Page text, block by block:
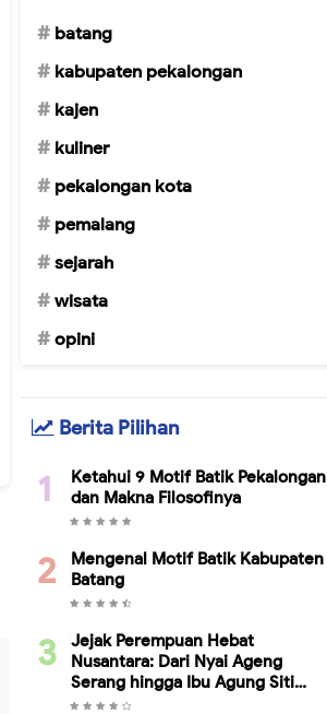
batang
kabupaten pekalongan
kajen
kuliner
pekalongan kota
pemalang
sejarah
wisata
opini
Berita Pilihan
Ketahui 9 Motif Batik Pekalongan
dan Makna Filosofinya
Mengenal Motif Batik Kabupaten
Batang
Jejak Perempuan Hebat
Nusantara: Dari Nyai Ageng
Serang hingga Ibu Agung Siti
Ambariyah, Bukti Kesetaraan